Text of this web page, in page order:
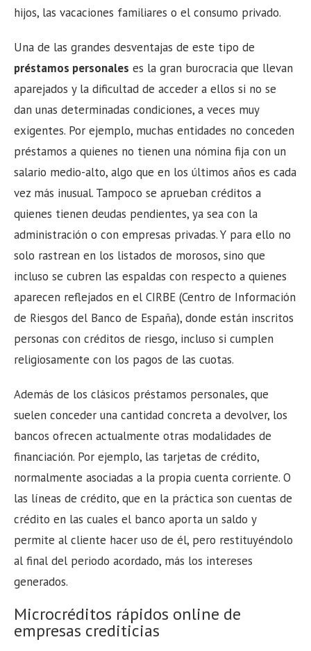
hijos, las vacaciones familiares o el consumo privado.
Una de las grandes desventajas de este tipo de
préstamos personales es la gran burocracia que llevan
aparejados y la dificultad de acceder a ellos si no se
dan unas determinadas condiciones, a veces muy
exigentes. Por ejemplo, muchas entidades no conceden
préstamos a quienes no tienen una nómina fija con un
salario medio-alto, algo que en los últimos años es cada
vez más inusual. Tampoco se aprueban créditos a
quienes tienen deudas pendientes, ya sea con la
administración o con empresas privadas. Y para ello no
solo rastrean en los listados de morosos, sino que
incluso se cubren las espaldas con respecto a quienes
aparecen reflejados en el CIRBE (Centro de Información
de Riesgos del Banco de España), donde están inscritos
personas con créditos de riesgo, incluso si cumplen
religiosamente con los pagos de las cuotas.
Además de los clásicos préstamos personales, que
suelen conceder una cantidad concreta a devolver, los
bancos ofrecen actualmente otras modalidades de
financiación. Por ejemplo, las tarjetas de crédito,
normalmente asociadas a la propia cuenta corriente. O
las líneas de crédito, que en la práctica son cuentas de
crédito en las cuales el banco aporta un saldo y
permite al cliente hacer uso de él, pero restituyéndolo
al final del periodo acordado, más los intereses
generados.
Microcréditos rápidos online de
empresas crediticias